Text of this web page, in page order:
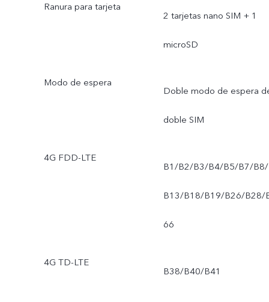
Ranura para tarjeta
2 tarjetas nano SIM + 1
microSD
Modo de espera
Doble modo de espera
doble SIM
4G FDD-LTE
B1/B2/B3/B4/B5/B7/B8/
B13/B18/B19/B26/B28/
66
4G TD-LTE
B38/B40/B41